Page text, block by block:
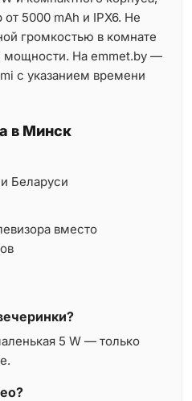
5000 mAh и IPX6. Не
громкостью в комнате
мощности. На emmet.by —
с указанием времени
в Минск
Беларуси
вместо
5 W — только